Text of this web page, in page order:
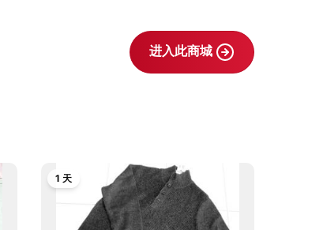
进入此商城
1 天